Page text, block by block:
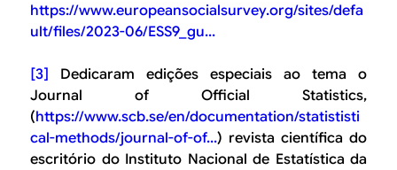
https://www.europeansocialsurvey.org/sites/defa
ult/files/2023-06/ESS9_gu...
[3] Dedicaram edições especiais ao tema o
Journal of Official Statistics,
(https://www.scb.se/en/documentation/statististi
cal-methods/journal-of-of...) revista científica do
escritório do Instituto Nacional de Estatística da